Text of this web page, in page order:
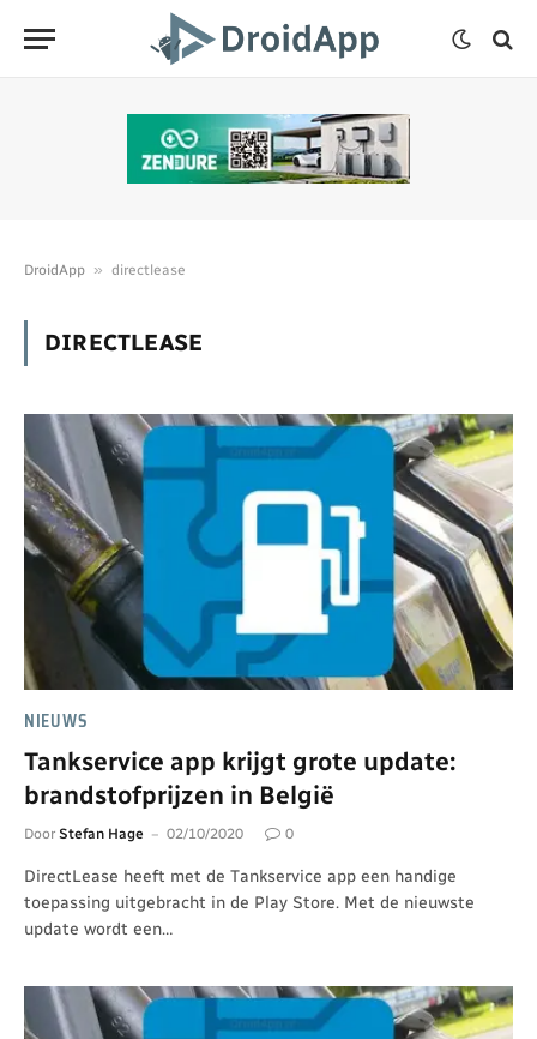
DroidApp » directlease
DIRECTLEASE
NIEUWS
Tankservice app krijgt grote update:
brandstofprijzen in België
Door Stefan Hage 02/10/2020 0
DirectLease heeft met de Tankservice app een handige
toepassing uitgebracht in de Play Store. Met de nieuwste
update wordt een…